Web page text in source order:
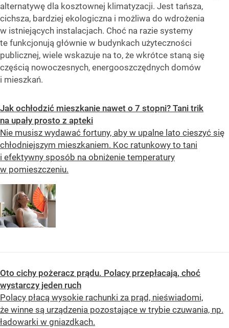
alternatywę dla kosztownej klimatyzacji. Jest tańsza,
cichsza, bardziej ekologiczna i możliwa do wdrożenia
w istniejących instalacjach. Choć na razie systemy
te funkcjonują głównie w budynkach użyteczności
publicznej, wiele wskazuje na to, że wkrótce staną się
częścią nowoczesnych, energooszczędnych domów
i mieszkań.
Jak ochłodzić mieszkanie nawet o 7 stopni? Tani trik
na upały prosto z apteki
Nie musisz wydawać fortuny, aby w upalne lato cieszyć się
chłodniejszym mieszkaniem. Koc ratunkowy to tani
i efektywny sposób na obniżenie temperatury
w pomieszczeniu.
Oto cichy pożeracz prądu. Polacy przepłacają, choć
wystarczy jeden ruch
Polacy płacą wysokie rachunki za prąd, nieświadomi,
że winne są urządzenia pozostające w trybie czuwania, np.
ładowarki w gniazdkach.